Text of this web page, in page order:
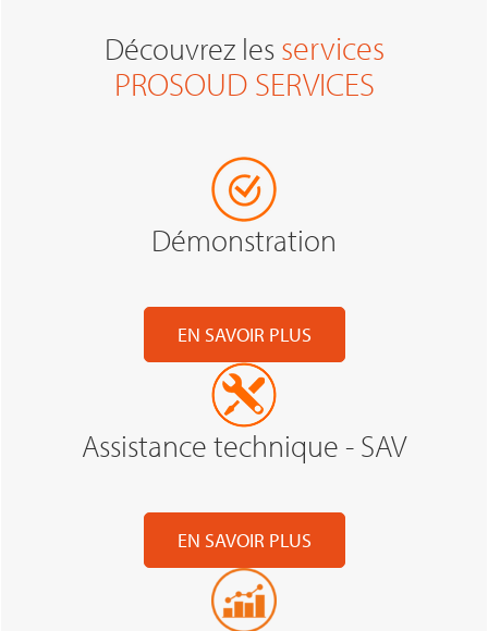
Découvrez les services
PROSOUD SERVICES
Démonstration
EN SAVOIR PLUS
Assistance technique - SAV
EN SAVOIR PLUS